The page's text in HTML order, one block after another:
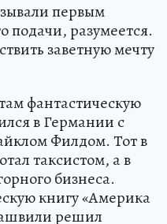
первым
разумеется.
заветную мечту
фантастическую
в Германии с
Филдом. Тот в
таксистом, а в
бизнеса.
книгу «Америка
решил